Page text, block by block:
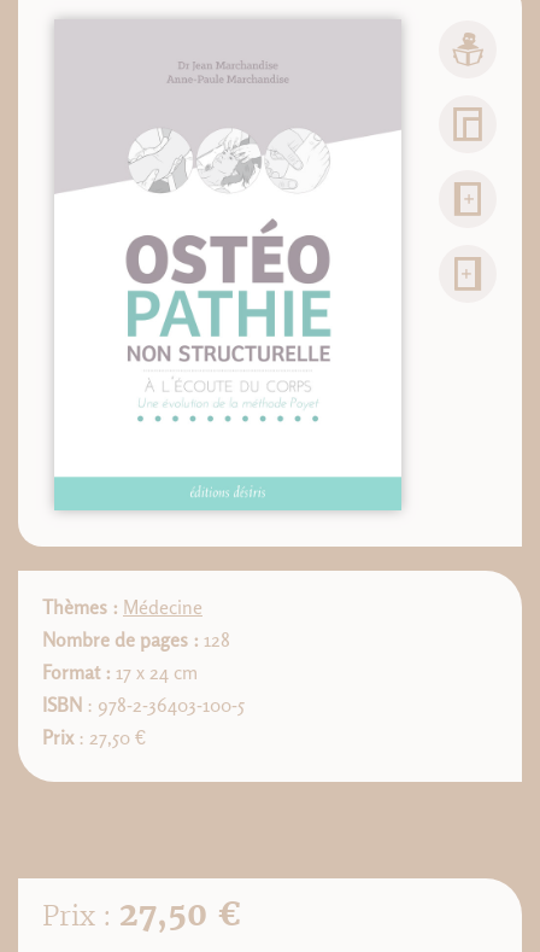
Thèmes : Médecine
Nombre de pages : 128
Format : 17 x 24 cm
ISBN : 978-2-36403-100-5
Prix : 27,50 €
Prix : 27,50 €